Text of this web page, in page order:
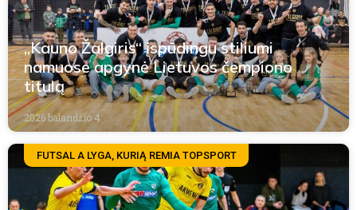
„Kauno Žalgiris“ įspūdingu stiliumi
namuose apgynė Lietuvos čempiono
titulą
2026 balandžio 4
FUTSAL A LYGA, KURIĄ REMIA TOPSPORT